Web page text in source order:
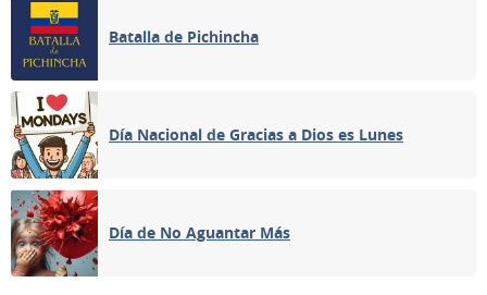
Batalla de Pichincha
Día Nacional de Gracias a Dios es Lunes
Día de No Aguantar Más